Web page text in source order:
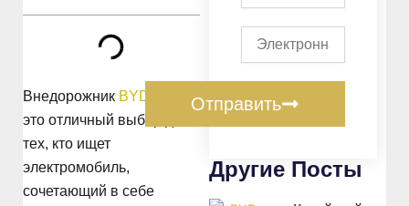
Внедорожник BYD Tang
это отличный выбор для
тех, кто ищет
электромобиль,
сочетающий в себе
почта
Отправить
Другие Посты